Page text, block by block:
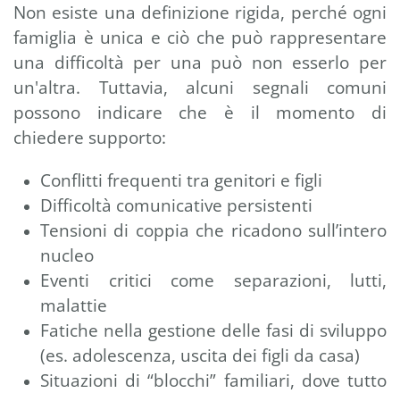
Non esiste una definizione rigida, perché ogni
famiglia è unica e ciò che può rappresentare
una difficoltà per una può non esserlo per
un'altra. Tuttavia, alcuni segnali comuni
possono indicare che è il momento di
chiedere supporto:
Conflitti frequenti tra genitori e figli
Difficoltà comunicative persistenti
Tensioni di coppia che ricadono sull’intero
nucleo
Eventi critici come separazioni, lutti,
malattie
Fatiche nella gestione delle fasi di sviluppo
(es. adolescenza, uscita dei figli da casa)
Situazioni di “blocchi” familiari, dove tutto